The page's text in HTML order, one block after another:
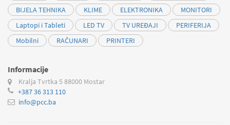
BIJELA TEHNIKA
KLIME ELEKTRONIKA
MONITORI
Laptopi i Tableti
LED TV TV UREĐAJI
PERIFERIJA
Mobilni
RAČUNARI PRINTERI
Informacije
Kralja Tvrtka 5 88000 Mostar
+387 36 313 110
info@pcc.ba